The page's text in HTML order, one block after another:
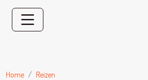
Home
Reizen